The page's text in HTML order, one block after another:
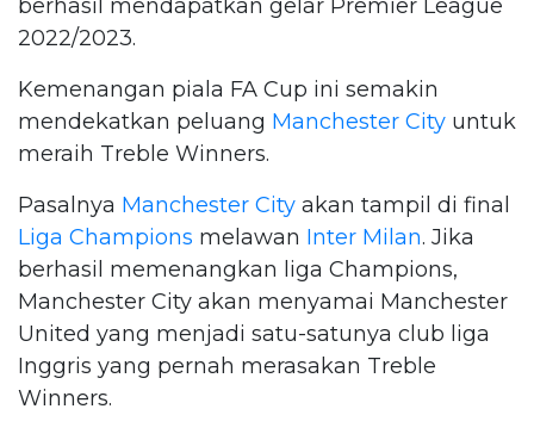
berhasil mendapatkan gelar Premier League
2022/2023.
Kemenangan piala FA Cup ini semakin
mendekatkan peluang Manchester City untuk
meraih Treble Winners.
Pasalnya Manchester City akan tampil di final
Liga Champions melawan Inter Milan. Jika
berhasil memenangkan liga Champions,
Manchester City akan menyamai Manchester
United yang menjadi satu-satunya club liga
Inggris yang pernah merasakan Treble
Winners.